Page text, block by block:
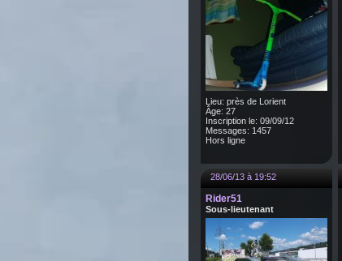
Lieu: près de Lorient
Âge: 27
Inscription le: 09/09/12
Messages: 1457
Hors ligne
28/06/13 à 19:52
Rider51
Sous-lieutenant